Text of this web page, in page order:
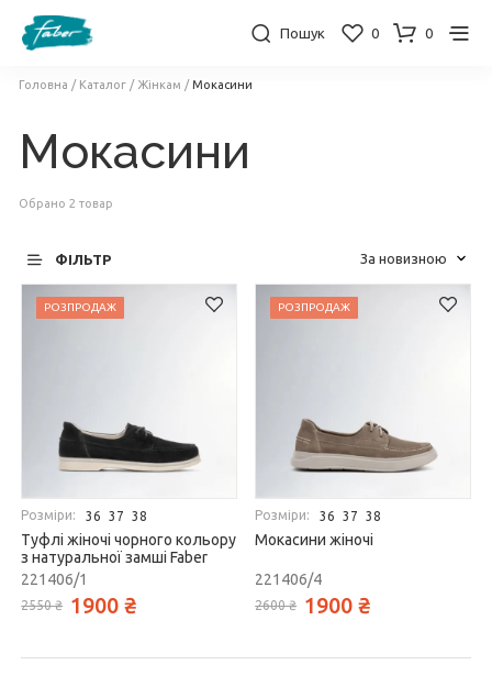
Пошук 0 0
Головна / Каталог / Жінкам /Мокасини
Мокасини
Обрано 2 товар
ФІЛЬТР
РОЗПРОДАЖ
Розміри: 36 37 38
Туфлі жіночі чорного кольору
з натуральної замші Faber
221406/1
2550 ₴ 1900 ₴
РОЗПРОДАЖ
Розміри: 36 37 38
Мокасини жіночі
221406/4
2600 ₴ 1900 ₴